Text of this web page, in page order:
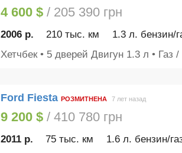
4 600 $/ 205 390 грн
2006 р. 210 тыс. км 1.3 л. бензин/
Хетчбек • 5 дверей Двигун 1.3 л • Газ
Ford Fiesta РОЗМИТНЕНА 7 лет назад
9 200 $/ 410 780 грн
2011 р. 75 тыс. км 1.6 л. бензин/